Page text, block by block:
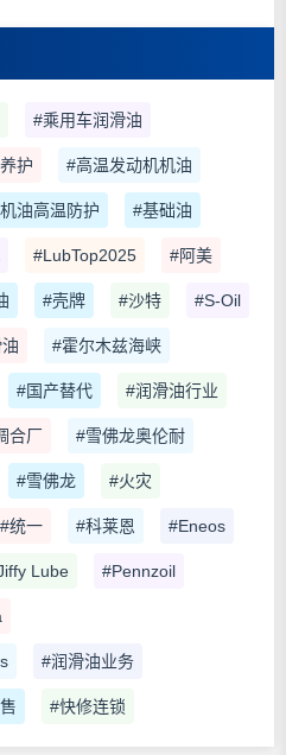
#乘用车润滑油
护 #高温发动机机油
油高温防护 #基础油
#LubTop2025 #阿美
#壳牌 #沙特 #S-Oil
#霍尔木兹海峡
#国产替代 #润滑油行业
合厂 #雪佛龙奥伦耐
#雪佛龙 #火灾
#统一 #科莱恩 #Eneos
Lube #Pennzoil
#润滑油业务
#快修连锁